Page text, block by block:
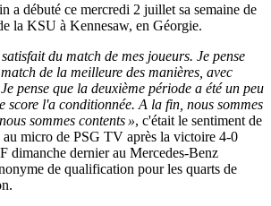
a débuté ce mercredi 2 juillet sa semaine de
la KSU à Kennesaw, en Géorgie.
du match de mes joueurs. Je pense
de la meilleure des manières, avec
pense que la deuxième période a été un peu
score l'a conditionnée. A la fin, nous sommes
sommes contents », c'était le sentiment de
micro de PSG TV après la victoire 4-0
dimanche dernier au Mercedes-Benz
de qualification pour les quarts de